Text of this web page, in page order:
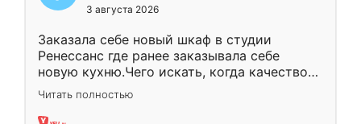
3 августа 2026
Заказала себе новый шкаф в студии
Ренессанс где ранее заказывала себе
новую кухню.Чего искать, когда качеством
вполне довольна. Служит кухня уже почти
два года, нареканий нет.
Читать полностью